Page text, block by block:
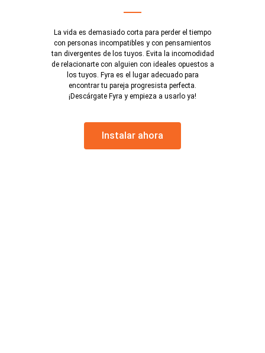
La vida es demasiado corta para perder el tiempo
con personas incompatibles y con pensamientos
tan divergentes de los tuyos. Evita la incomodidad
de relacionarte con alguien con ideales opuestos a
los tuyos. Fyra es el lugar adecuado para
encontrar tu pareja progresista perfecta.
¡Descárgate Fyra y empieza a usarlo ya!
Instalar ahora